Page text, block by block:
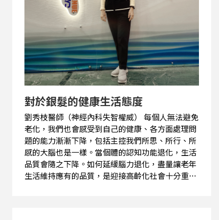
對於銀髮的健康生活態度
劉秀枝醫師（神經內科失智權威） 每個人無法避免
老化，我們也會感受到自己的健康、各方面處理問
題的能力漸漸下降，包括主控我們所思、所行、所
感的大腦也是一樣。當個體的認知功能退化，生活
品質會隨之下降。如何延緩腦力退化，盡量讓老年
生活維持應有的品質，是迎接高齡化社會十分重要